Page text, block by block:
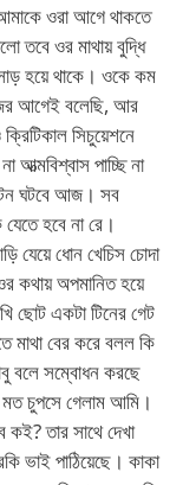
ওরা আগে থাকতে
তবে ওর মাথায় বুদ্ধি
হয়ে থাকে। ওকে কম
আগেই বলেছি, আর
সিচুয়েশনে
আত্মবিশ্বাস পাচ্ছি না
ঘটবে আজ। সব
হবে না রে।
যেয়ে ধোন খেচিস চোদা
কথায় অপমানিত হয়ে
ছোট একটা টিনের গেট
মাথা বের করে বলল কি
বলে সম্বোধন করছে
চুপসে গেলাম আমি।
তার সাথে দেখা
ভাই পাঠিয়েছে। কাকা